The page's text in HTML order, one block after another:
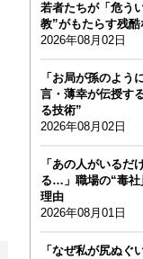
若者たちが「危う
教”がもたらす残酷
2026年08月02日
「お局が孫のよう
言・薄幸が伝授す
る技術”
2026年08月02日
「あの人がいるだ
る…」職場の“毒社
理由
2026年08月01日
「なぜ私が尻ぬぐ